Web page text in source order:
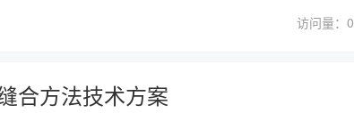
访问量：0
合方法技术方案